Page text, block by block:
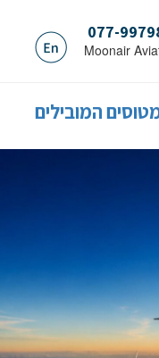
077-
.Moonair